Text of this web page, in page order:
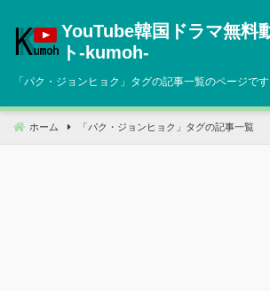
へ
動
YouTube韓国ドラマ無料
ト‐kumoh‐
「パク・ジョンヒョク 」タグの記事一覧のページです
ホーム 「 パク・ジョンヒョク 」タグの記事一覧